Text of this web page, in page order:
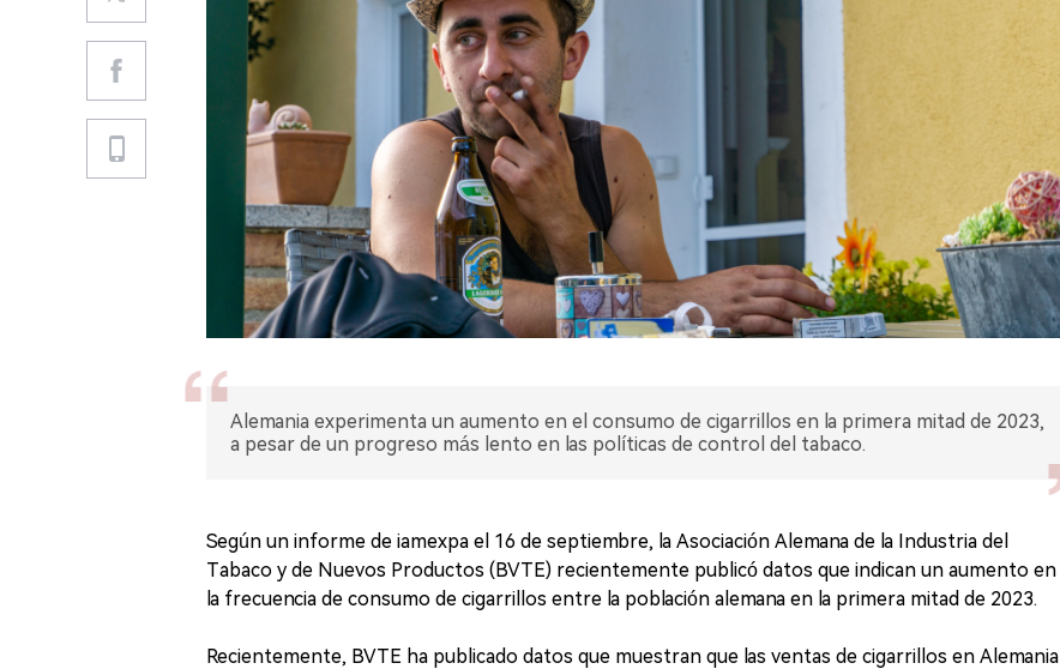
Alemania experimenta un aumento en el consumo de cigarrillos en la primera mitad de 2023,
a pesar de un progreso más lento en las políticas de control del tabaco.
Según un informe de iamexpa el 16 de septiembre, la Asociación Alemana de la Industria del
Tabaco y de Nuevos Productos (BVTE) recientemente publicó datos que indican un aumento en
la frecuencia de consumo de cigarrillos entre la población alemana en la primera mitad de 2023.
Recientemente, BVTE ha publicado datos que muestran que las ventas de cigarrillos en Alemania